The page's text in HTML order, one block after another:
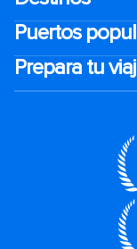
Puertos
Prepara tu